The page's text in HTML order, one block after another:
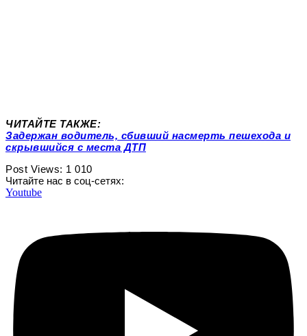
ЧИТАЙТЕ ТАКЖЕ:
Задержан водитель, сбивший насмерть пешехода и
скрывшийся с места ДТП
Post Views: 1 010
Читайте нас в соц-сетях:
Youtube